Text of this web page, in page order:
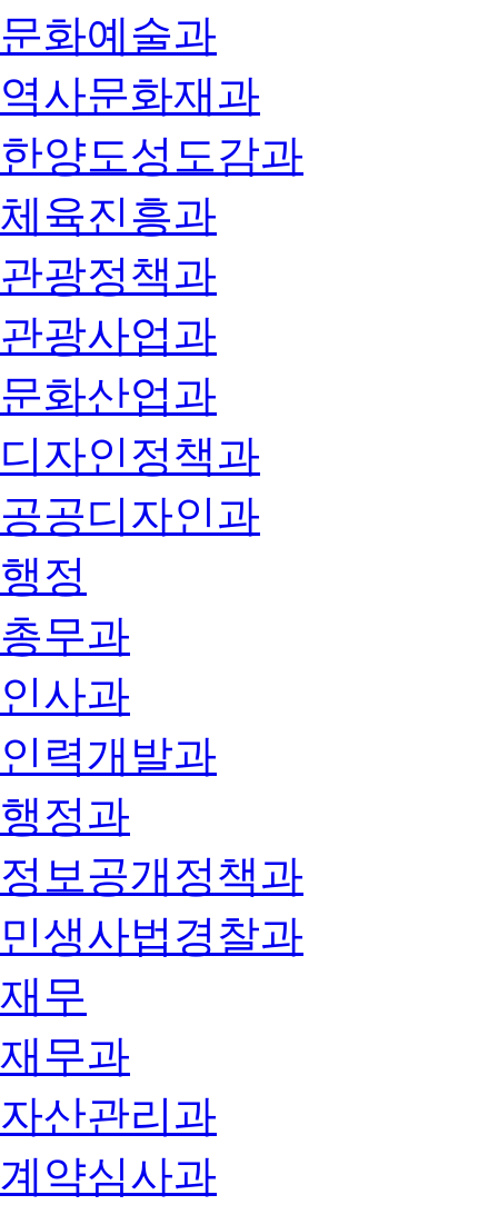
문화예술과
역사문화재과
한양도성도감과
체육진흥과
관광정책과
관광사업과
문화산업과
디자인정책과
공공디자인과
행정
총무과
인사과
인력개발과
행정과
정보공개정책과
민생사법경찰과
재무
재무과
자산관리과
계약심사과